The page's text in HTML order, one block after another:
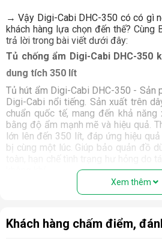
→ Vậy Digi-Cabi DHC-350 có có gì
khách hàng lựa chọn đến thế? Cùng
trả lời trong bài viết dưới đây:
Tủ chống ẩm Digi-Cabi DHC-350
dung tích 350 lít
Tủ hút ẩm Digi-Cabi DHC-350 - Sản
Digi-Cabi nổi tiếng. Sản xuất trên
chuẩn quốc tế, mang đến khả
bằng độ ẩm mạnh mẽ và hiệu quả.
lớn lên đến 350 lít, đáp ứng hiệu
bị cùng một lúc. Giúp bảo quản đồ
Xem thêm
Khách hàng chấm điểm,